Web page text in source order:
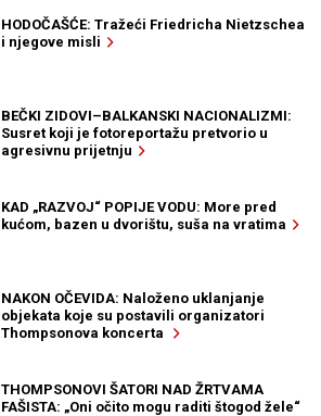
HODOČAŠĆE: Tražeći Friedricha Nietzschea
i njegove misli
BEČKI ZIDOVI–BALKANSKI NACIONALIZMI:
Susret koji je fotoreportažu pretvorio u
agresivnu prijetnju
KAD „RAZVOJ“ POPIJE VODU: More pred
kućom, bazen u dvorištu, suša na vratima
NAKON OČEVIDA: Naloženo uklanjanje
objekata koje su postavili organizatori
Thompsonova koncerta
THOMPSONOVI ŠATORI NAD ŽRTVAMA
FAŠISTA: „Oni očito mogu raditi štogod žele“